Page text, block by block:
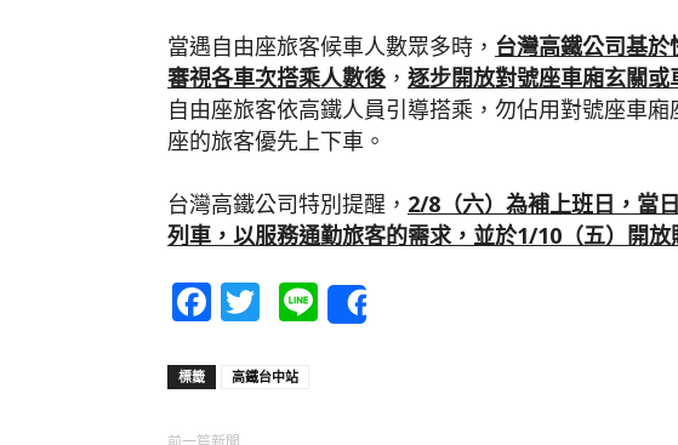
當遇自由座旅客候車人數眾多時， 台灣高鐵公司基
審視各車次搭乘人數後 ， 逐步開放對號座車廂玄關
自由座旅客依高鐵人員引導搭乘，勿佔用對號座車
座的旅客優先上下車。
台灣高鐵公司特別提醒， 2/8 （六）為補上班日，當
列車，以服務通勤旅客的需求，並於1/10 （五）開
Facebook
Twitter
Line
標籤 高鐵台中站